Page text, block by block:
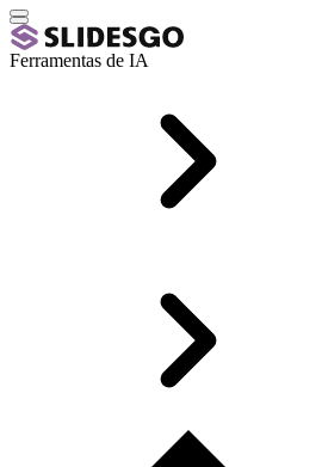
Ferramentas de IA